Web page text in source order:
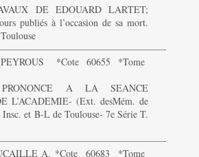
DE EDOUARD LARTET;
publiés à l’occasion de sa mort.
*Cote 60655 *Tome
PRONONCE A LA SEANCE
L’ACADEMIE- (Ext. desMém. de
Insc. et B-L de Toulouse- 7e Série T.
A. *Cote 60683 *Tome